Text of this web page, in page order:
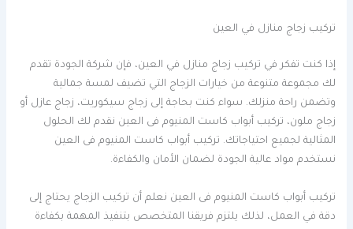
تركيب زجاج منازل في العين
إذا كنت تفكر في تركيب زجاج منازل في العين، فإن شركة الجودة تقدم
لك مجموعة متنوعة من خيارات الزجاج التي تضيف لمسة جمالية
وتضمن راحة منزلك. سواء كنت بحاجة إلى زجاج سيكوريت، زجاج عازل أو
زجاج ملون، تركيب أبواب كاست المنيوم فى العين نقدم لك الحلول
المثالية لجميع احتياجاتك. تركيب أبواب كاست المنيوم فى العين
نستخدم مواد عالية الجودة لضمان الأمان والكفاءة.
تركيب أبواب كاست المنيوم فى العين نعلم أن تركيب الزجاج يحتاج إلى
دقة في العمل، لذلك يلتزم فريقنا المتخصص بتنفيذ المهمة بكفاءة